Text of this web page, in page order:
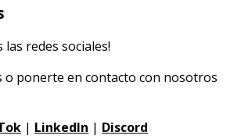
las redes sociales!
o ponerte en contacto con nosotros
| LinkedIn | Discord